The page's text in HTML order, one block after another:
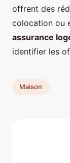
offrent des
colocation ou
assurance
identifier les
Maison